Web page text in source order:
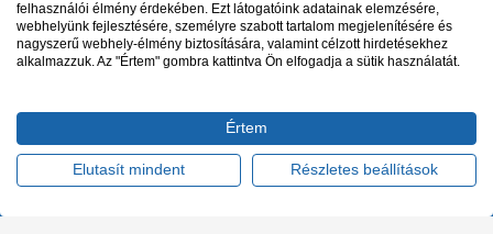
VÁSÁRLÓI INFORMÁCIÓK
Minden jog fenntartva. © Adatkezelés nyilvántartási száma NAIH-
Ügyfélszolgálat: +36 1 700 3500
felhasználói élmény érdekében. Ezt látogatóink adatainak elemzésére,
webhelyünk fejlesztésére, személyre szabott tartalom megjelenítésére és
nagyszerű webhely-élmény biztosítására, valamint célzott hirdetésekhez
alkalmazzuk. Az "Értem" gombra kattintva Ön elfogadja a sütik használatát.
Értem
Elutasít mindent Részletes beállítások